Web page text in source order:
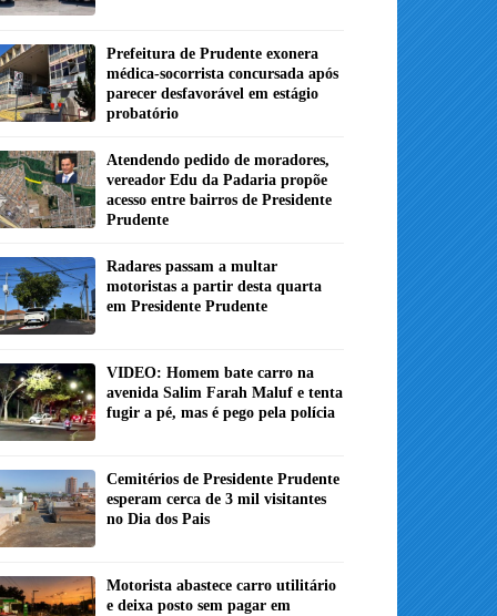
Prefeitura de Prudente exonera
médica-socorrista concursada após
parecer desfavorável em estágio
probatório
Atendendo pedido de moradores,
vereador Edu da Padaria propõe
acesso entre bairros de Presidente
Prudente
Radares passam a multar
motoristas a partir desta quarta
em Presidente Prudente
VIDEO: Homem bate carro na
avenida Salim Farah Maluf e tenta
fugir a pé, mas é pego pela polícia
Cemitérios de Presidente Prudente
esperam cerca de 3 mil visitantes
no Dia dos Pais
Motorista abastece carro utilitário
e deixa posto sem pagar em